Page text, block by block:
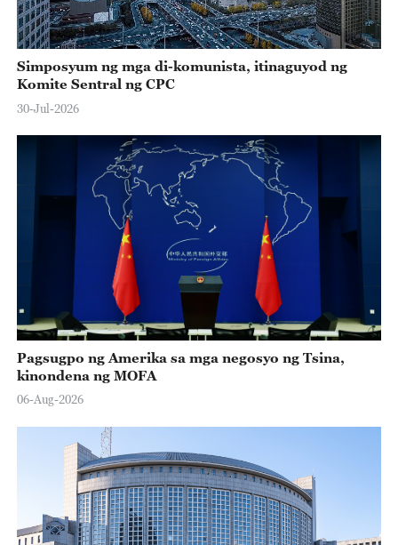
Simposyum ng mga di-komunista, itinaguyod ng
Komite Sentral ng CPC
30-Jul-2026
Pagsugpo ng Amerika sa mga negosyo ng Tsina,
kinondena ng MOFA
06-Aug-2026